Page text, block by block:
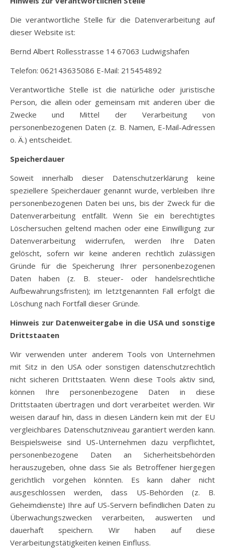
Die verantwortliche Stelle für die Datenverarbeitung auf
dieser Website ist:
Bernd Albert Rollesstrasse 14 67063 Ludwigshafen
Telefon: 062143635086 E-Mail: 215454892
Verantwortliche Stelle ist die natürliche oder juristische
Person, die allein oder gemeinsam mit anderen über die
Zwecke und Mittel der Verarbeitung von
personenbezogenen Daten (z. B. Namen, E-Mail-Adressen
o. Ä.) entscheidet.
Speicherdauer
Soweit innerhalb dieser Datenschutzerklärung keine
speziellere Speicherdauer genannt wurde, verbleiben Ihre
personenbezogenen Daten bei uns, bis der Zweck für die
Datenverarbeitung entfällt. Wenn Sie ein berechtigtes
Löschersuchen geltend machen oder eine Einwilligung zur
Datenverarbeitung widerrufen, werden Ihre Daten
gelöscht, sofern wir keine anderen rechtlich zulässigen
Gründe für die Speicherung Ihrer personenbezogenen
Daten haben (z. B. steuer- oder handelsrechtliche
Aufbewahrungsfristen); im letztgenannten Fall erfolgt die
Löschung nach Fortfall dieser Gründe.
Hinweis zur Datenweitergabe in die USA und sonstige
Drittstaaten
Wir verwenden unter anderem Tools von Unternehmen
mit Sitz in den USA oder sonstigen datenschutzrechtlich
nicht sicheren Drittstaaten. Wenn diese Tools aktiv sind,
können Ihre personenbezogene Daten in diese
Drittstaaten übertragen und dort verarbeitet werden. Wir
weisen darauf hin, dass in diesen Ländern kein mit der EU
vergleichbares Datenschutzniveau garantiert werden kann.
Beispielsweise sind US-Unternehmen dazu verpflichtet,
personenbezogene Daten an Sicherheitsbehörden
herauszugeben, ohne dass Sie als Betroffener hiergegen
gerichtlich vorgehen könnten. Es kann daher nicht
ausgeschlossen werden, dass US-Behörden (z. B.
Geheimdienste) Ihre auf US-Servern befindlichen Daten zu
Überwachungszwecken verarbeiten, auswerten und
dauerhaft speichern. Wir haben auf diese
Verarbeitungstätigkeiten keinen Einfluss.